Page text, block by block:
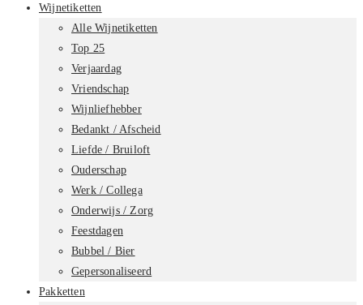
Wijnetiketten
Alle Wijnetiketten
Top 25
Verjaardag
Vriendschap
Wijnliefhebber
Bedankt / Afscheid
Liefde / Bruiloft
Ouderschap
Werk / Collega
Onderwijs / Zorg
Feestdagen
Bubbel / Bier
Gepersonaliseerd
Pakketten